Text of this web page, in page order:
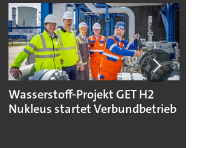
Wasserstoff-Projekt GET H2
Nukleus startet Verbundbetrieb